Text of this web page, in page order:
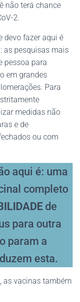
não terá chance
2.
devo fazer aqui é
as pesquisas mais
pessoa para
em grandes
Para
medidas não
e de
ou com
aqui é: uma
completo
de
para outra
param a
esta.
as vacinas também